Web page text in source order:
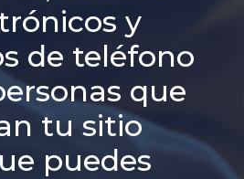
y
de teléfono
que
tu sitio
puedes